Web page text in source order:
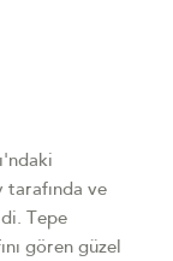
tarafında ve
Tepe
gören güzel